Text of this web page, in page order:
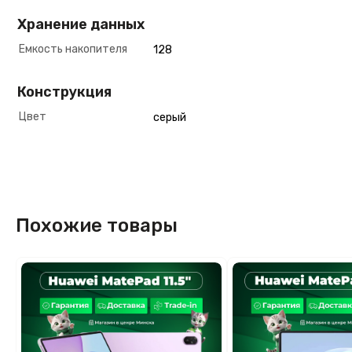
Хранение данных
Емкость накопителя 128
Конструкция
Цвет серый
Похожие товары